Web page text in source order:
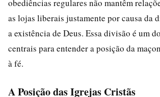
obediências regulares não mantêm
as lojas liberais justamente por causa da
a existência de Deus. Essa divisão é um
centrais para entender a posição da
à fé.
A Posição das Igrejas Cristãs